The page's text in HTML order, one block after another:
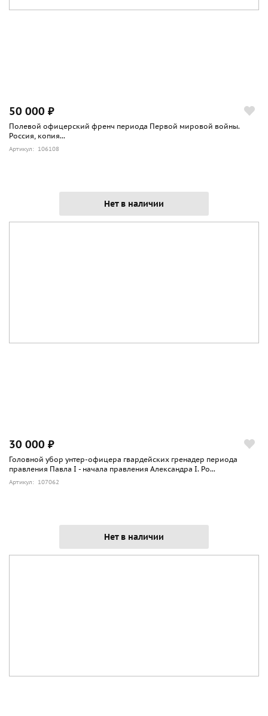
50 000 ₽
Полевой офицерский френч периода Первой мировой войны.
Россия, копия...
Артикул: 106108
Нет в наличии
30 000 ₽
Головной убор унтер-офицера гвардейских гренадер периода
правления Павла I - начала правления Александра I. Ро...
Артикул: 107062
Нет в наличии